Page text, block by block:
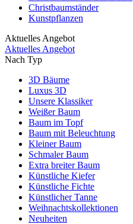
Christbaumständer
Kunstpflanzen
Aktuelles Angebot
Aktuelles Angebot
Nach Typ
3D Bäume
Luxus 3D
Unsere Klassiker
Weißer Baum
Baum im Topf
Baum mit Beleuchtung
Kleiner Baum
Schmaler Baum
Extra breiter Baum
Künstliche Kiefer
Künstliche Fichte
Künstlicher Tanne
Weihnachtskollektionen
Neuheiten